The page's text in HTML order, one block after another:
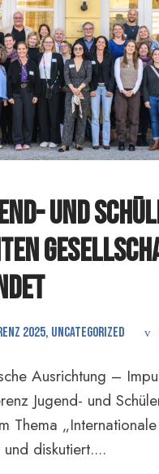
und
2025, Uncategorized
Ausrichtung –
Jugend- und
Thema
diskutiert....